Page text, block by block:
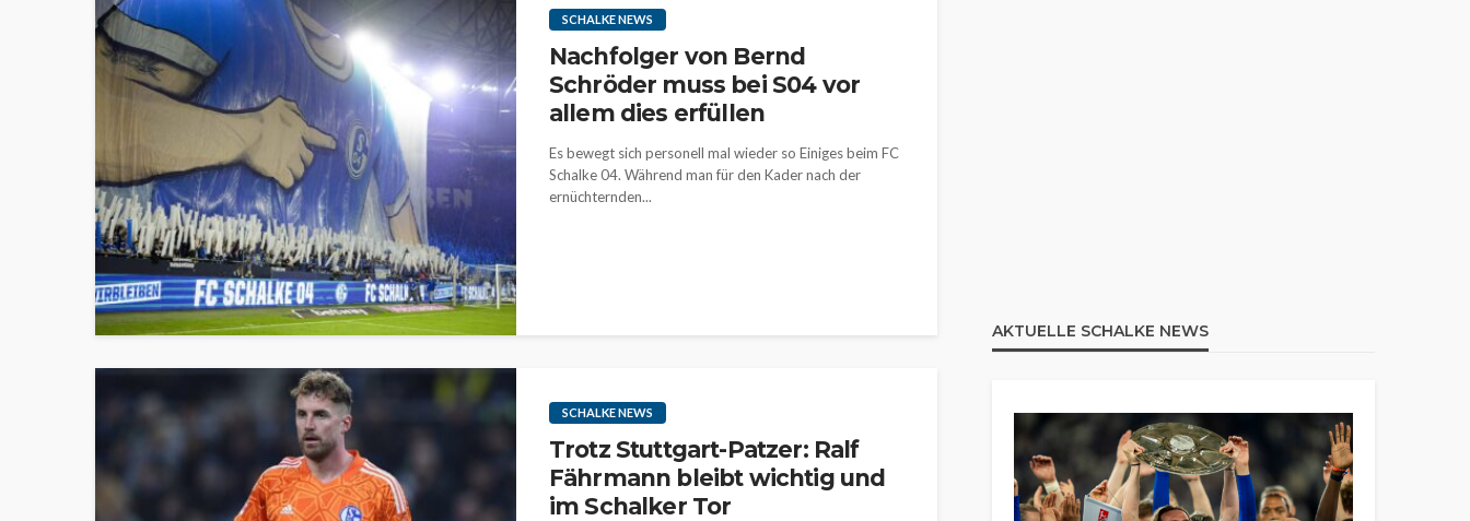
SCHALKE NEWS
Nachfolger von Bernd
Schröder muss bei S04 vor
allem dies erfüllen
Es bewegt sich personell mal wieder so Einiges beim FC
Schalke 04. Während man für den Kader nach der
ernüchternden...
SCHALKE NEWS
Trotz Stuttgart-Patzer: Ralf
Fährmann bleibt wichtig und
im Schalker Tor
AKTUELLE SCHALKE NEWS